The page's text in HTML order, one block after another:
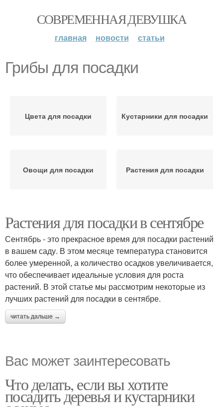
СОВРЕМЕННАЯ ДЕВУШКА
главная новости статьи
Грибы для посадки
Цвета для посадки Кустарники для посадки
Овощи для посадки Растения для посадки
Растения для посадки в сентябре
Сентябрь - это прекрасное время для посадки растений
в вашем саду. В этом месяце температура становится
более умеренной, а количество осадков увеличивается,
что обеспечивает идеальные условия для роста
растений. В этой статье мы рассмотрим некоторые из
лучших растений для посадки в сентябре.
читать дальше →
Вас может заинтересовать
Что делать, если вы хотите
посадить деревья и кустарники